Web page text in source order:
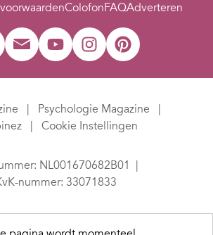
ColofonFAQAdverteren
Psychologie Magazine
Cookie Instellingen
NL001670682B01
nummer: 33071833